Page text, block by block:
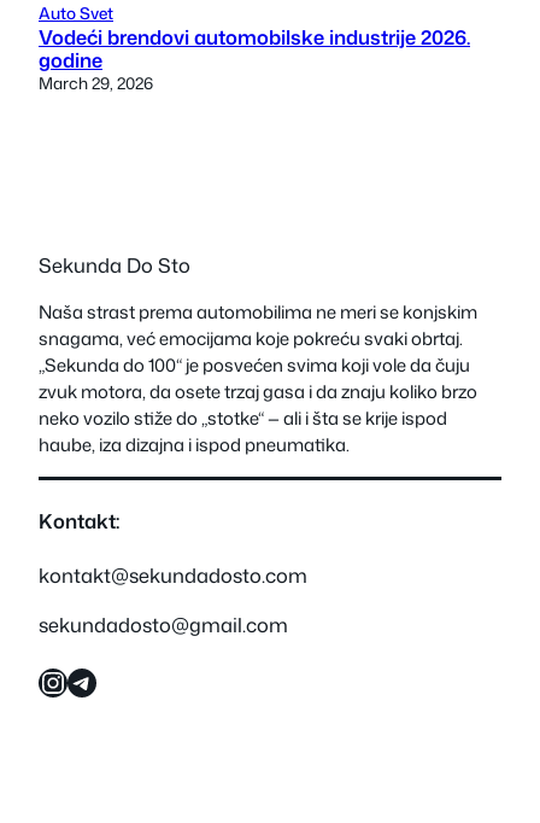
Auto Svet
Vodeći brendovi automobilske industrije 2026.
godine
March 29, 2026
Sekunda Do Sto
Naša strast prema automobilima ne meri se konjskim
snagama, već emocijama koje pokreću svaki obrtaj.
„Sekunda do 100“ je posvećen svima koji vole da čuju
zvuk motora, da osete trzaj gasa i da znaju koliko brzo
neko vozilo stiže do „stotke“ — ali i šta se krije ispod
haube, iza dizajna i ispod pneumatika.
Kontakt:
kontakt@sekundadosto.com
sekundadosto@gmail.com
InstagramTelegram